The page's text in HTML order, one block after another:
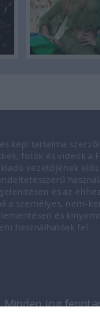
képi tartalma
fotók és videók a
vezetőjének
és az
a személyes, nem-
és
használhatóak fel.
Minden jog